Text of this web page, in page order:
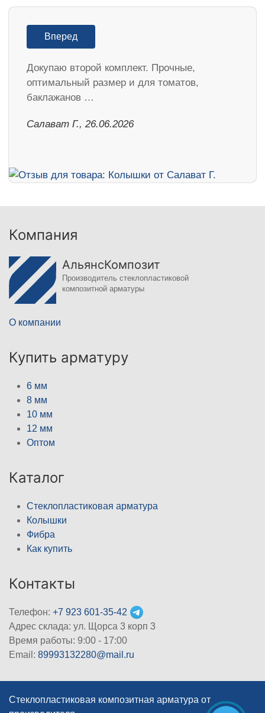
Вперед
Докупаю второй комплект. Прочные,
оптимальный размер и для томатов,
баклажанов …
Салават Г., 26.06.2026
Компания
АльянсКомпозит
Производитель стеклопластиковой
композитной арматуры
О компании
Купить арматуру
6 мм
8 мм
10 мм
12 мм
Оптом
Каталог
Стеклопластиковая арматура
Колышки
Фибра
Как купить
Контакты
Телефон: +7 923 601-35-42
Адрес склада: ул. Щорса 3 корп 3
Время работы: 9:00 - 17:00
Email: 89993132280@mail.ru
Стеклопластиковая композитная арматура от